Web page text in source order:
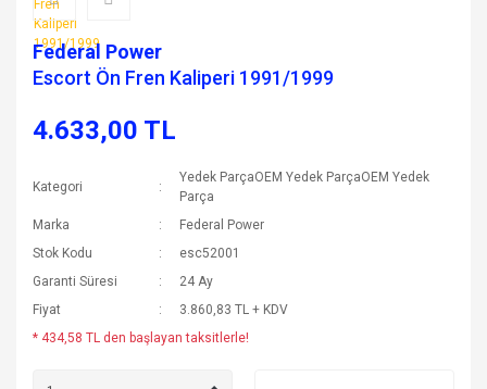
Federal Power
Escort Ön Fren Kaliperi 1991/1999
4.633,00 TL
Kategori
Yedek ParçaOEM Yedek ParçaOEM Yedek
Parça
Marka
Federal Power
Stok Kodu
esc52001
Garanti Süresi
24 Ay
Fiyat
3.860,83 TL + KDV
* 434,58 TL den başlayan taksitlerle!